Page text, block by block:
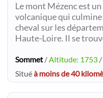
Le mont Mézenc est
volcanique qui
cheval sur les
Haute-Loire. Il se
Sommet /Altitude: 1753
Situéà moins de 40